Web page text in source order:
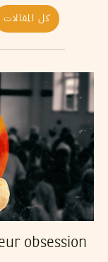
كل المقالات
obsession